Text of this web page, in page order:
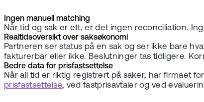
Ingen manuell matching
Når tid og sak er ett, er det ingen reconciliation.
Realtidsoversikt over saksøkonomi
Partneren ser status på en sak og ser ikke bare
fakturerbar eller ikke. Beslutninger tas tidligere.
Bedre data for prisfastsettelse
Når all tid er riktig registrert på saker, har firmaet
prisfastsettelse, ved fastprisavtaler og ved